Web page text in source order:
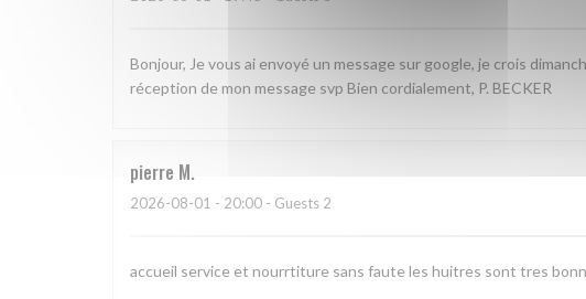
Bonjour, Je vous ai envoyé un message sur google, je crois
réception de mon message svp Bien cordialement, P. BECKER
pierre M
2026-08-01 - 20:00 - Guests 2
accueil service et nourrtiture sans faute les huitres sont tres